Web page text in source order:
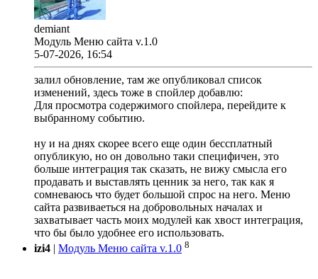
demiant
Модуль Меню сайта v.1.0
5-07-2026, 16:54
залил обновление, там же опубликовал список
изменений, здесь тоже в спойлер добавлю:
Для просмотра содержимого спойлера, перейдите к
выбранному событию.
ну и на днях скорее всего еще один бессплатный
опубликую, но он довольно таки специфичен, это
больше интеграция так сказать, не вижу смысла его
продавать и выставлять ценник за него, так как я
сомневаюсь что будет большой спрос на него. Меню
сайта развиваеться на добровольных началах и
захватывает часть моих модулей как хвост интеграция,
что бы было удобнее его использовать.
izi4 | Модуль Меню сайта v.1.0 8